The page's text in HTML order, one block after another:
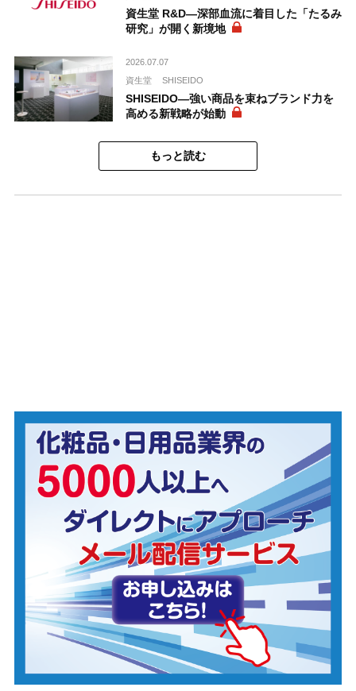
資生堂 R&D―深部血流に着目した「たるみ
研究」が開く新境地
2026.07.07
資生堂
SHISEIDO
SHISEIDO―強い商品を束ねブランド力を
高める新戦略が始動
もっと読む